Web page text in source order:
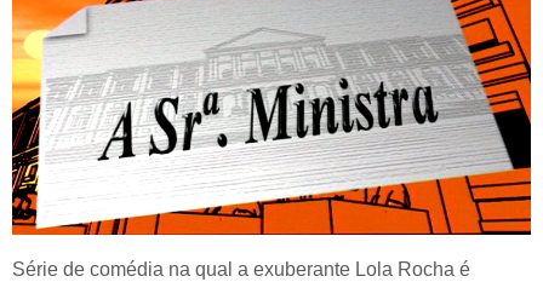
Série de comédia na qual a exuberante Lola Rocha é